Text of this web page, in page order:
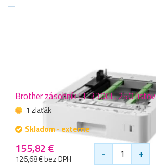
Brother zásobník LT-330CL, 250 listov
1 zlaťák
Skladom - externe
155,82 €
126,68 € bez DPH - +